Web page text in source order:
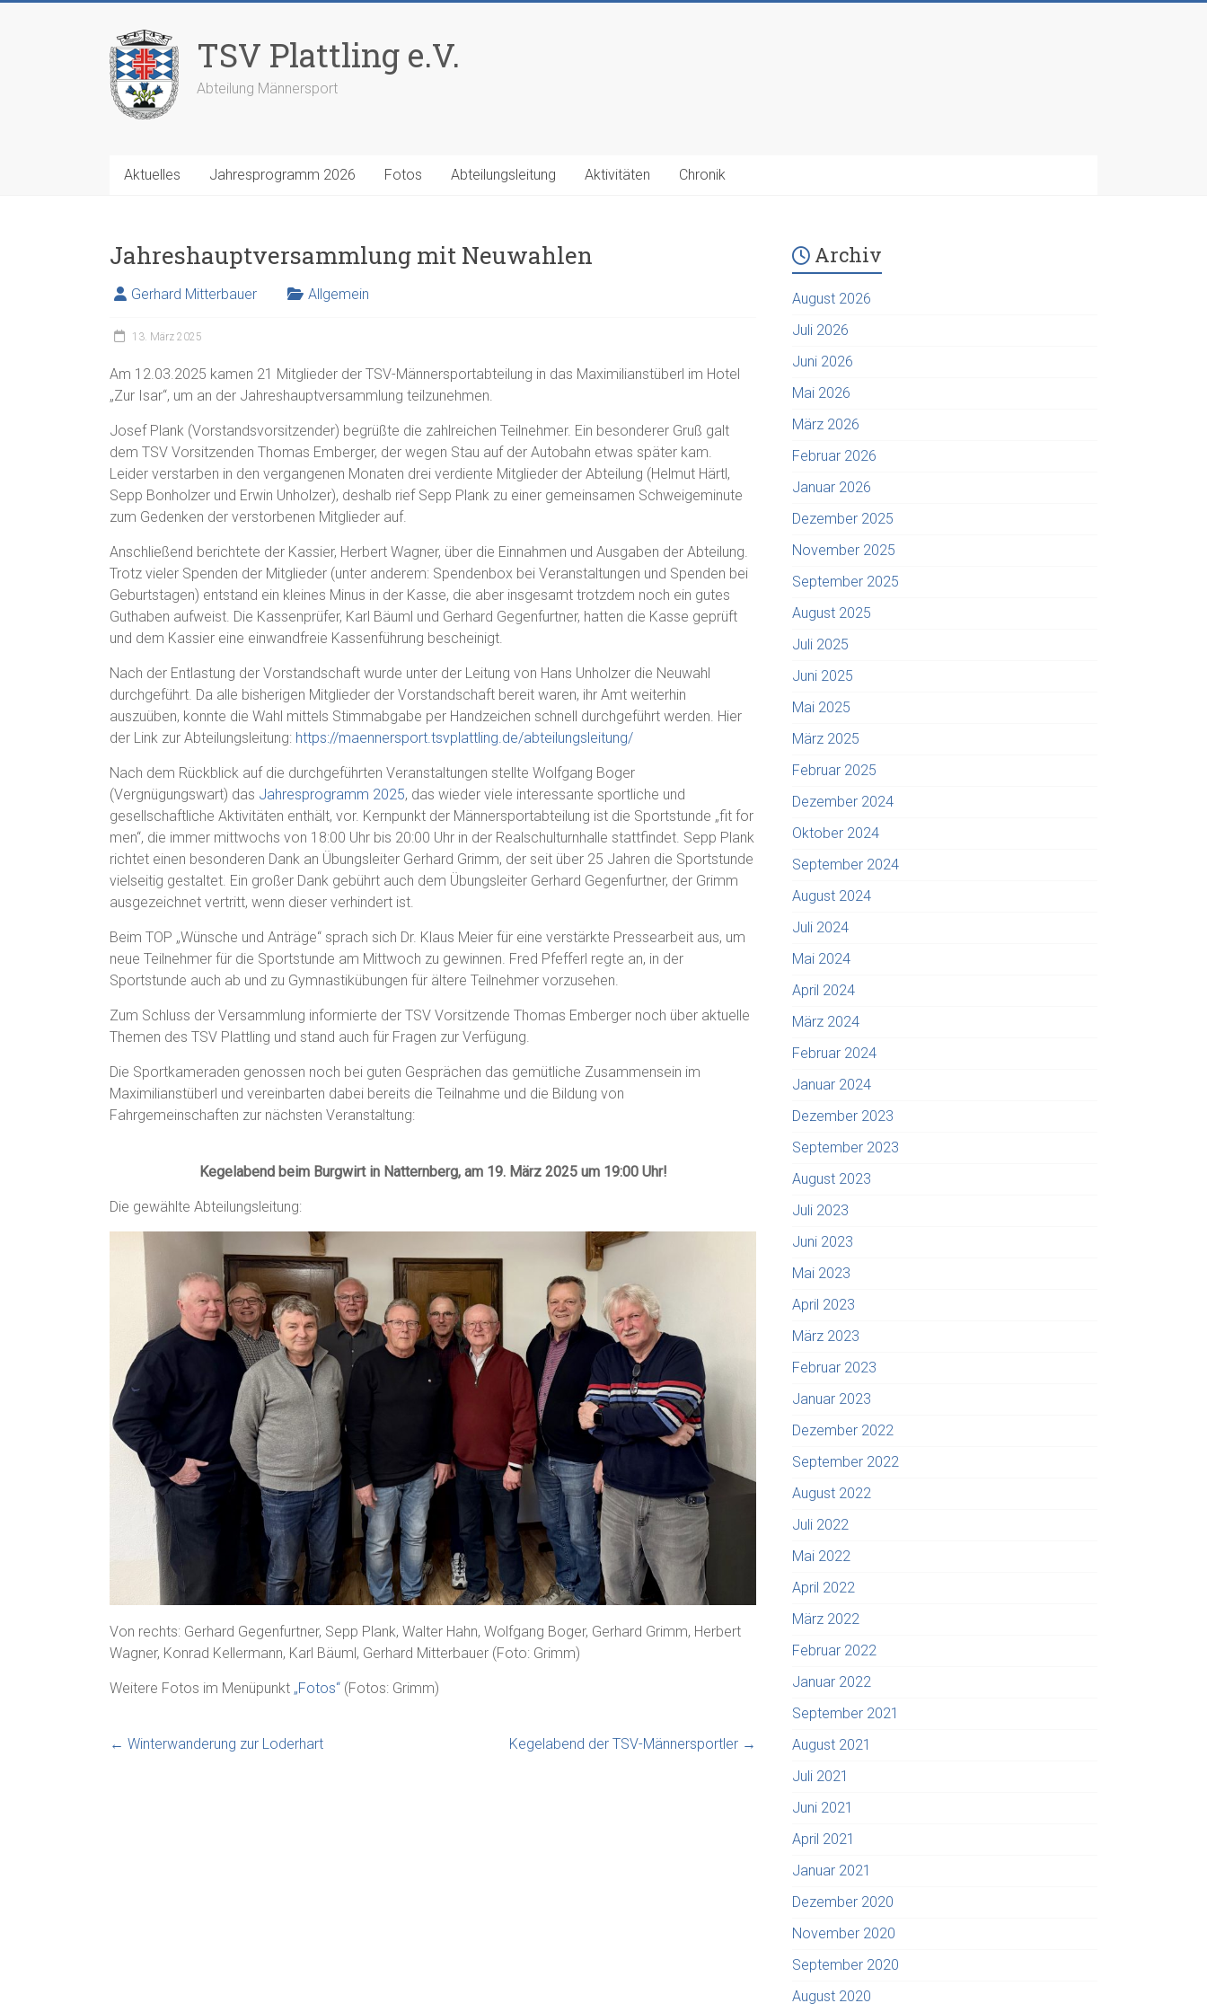
TSV Plattling e.V.
Abteilung Männersport
Aktuelles Jahresprogramm 2026 Fotos Abteilungsleitung Aktivitäten Chronik
Jahreshauptversammlung mit Neuwahlen
Gerhard Mitterbauer Allgemein
13. März 2025
Am 12.03.2025 kamen 21 Mitglieder der TSV-Männersportabteilung in das Maximilianstüberl im Hotel
„Zur Isar“, um an der Jahreshauptversammlung teilzunehmen.
Josef Plank (Vorstandsvorsitzender) begrüßte die zahlreichen Teilnehmer. Ein besonderer Gruß galt
dem TSV Vorsitzenden Thomas Emberger, der wegen Stau auf der Autobahn etwas später kam.
Leider verstarben in den vergangenen Monaten drei verdiente Mitglieder der Abteilung (Helmut Härtl,
Sepp Bonholzer und Erwin Unholzer), deshalb rief Sepp Plank zu einer gemeinsamen Schweigeminute
zum Gedenken der verstorbenen Mitglieder auf.
Anschließend berichtete der Kassier, Herbert Wagner, über die Einnahmen und Ausgaben der Abteilung.
Trotz vieler Spenden der Mitglieder (unter anderem: Spendenbox bei Veranstaltungen und Spenden bei
Geburtstagen) entstand ein kleines Minus in der Kasse, die aber insgesamt trotzdem noch ein gutes
Guthaben aufweist. Die Kassenprüfer, Karl Bäuml und Gerhard Gegenfurtner, hatten die Kasse geprüft
und dem Kassier eine einwandfreie Kassenführung bescheinigt.
Nach der Entlastung der Vorstandschaft wurde unter der Leitung von Hans Unholzer die Neuwahl
durchgeführt. Da alle bisherigen Mitglieder der Vorstandschaft bereit waren, ihr Amt weiterhin
auszuüben, konnte die Wahl mittels Stimmabgabe per Handzeichen schnell durchgeführt werden. Hier
der Link zur Abteilungsleitung: https://maennersport.tsvplattling.de/abteilungsleitung/
Nach dem Rückblick auf die durchgeführten Veranstaltungen stellte Wolfgang Boger
(Vergnügungswart) das Jahresprogramm 2025, das wieder viele interessante sportliche und
gesellschaftliche Aktivitäten enthält, vor. Kernpunkt der Männersportabteilung ist die Sportstunde „fit for
men“, die immer mittwochs von 18:00 Uhr bis 20:00 Uhr in der Realschulturnhalle stattfindet. Sepp Plank
richtet einen besonderen Dank an Übungsleiter Gerhard Grimm, der seit über 25 Jahren die Sportstunde
vielseitig gestaltet. Ein großer Dank gebührt auch dem Übungsleiter Gerhard Gegenfurtner, der Grimm
ausgezeichnet vertritt, wenn dieser verhindert ist.
Beim TOP „Wünsche und Anträge“ sprach sich Dr. Klaus Meier für eine verstärkte Pressearbeit aus, um
neue Teilnehmer für die Sportstunde am Mittwoch zu gewinnen. Fred Pfefferl regte an, in der
Sportstunde auch ab und zu Gymnastikübungen für ältere Teilnehmer vorzusehen.
Zum Schluss der Versammlung informierte der TSV Vorsitzende Thomas Emberger noch über aktuelle
Themen des TSV Plattling und stand auch für Fragen zur Verfügung.
Die Sportkameraden genossen noch bei guten Gesprächen das gemütliche Zusammensein im
Maximilianstüberl und vereinbarten dabei bereits die Teilnahme und die Bildung von
Fahrgemeinschaften zur nächsten Veranstaltung:
Kegelabend beim Burgwirt in Natternberg, am 19. März 2025 um 19:00 Uhr!
Die gewählte Abteilungsleitung:
Von rechts: Gerhard Gegenfurtner, Sepp Plank, Walter Hahn, Wolfgang Boger, Gerhard Grimm, Herbert
Wagner, Konrad Kellermann, Karl Bäuml, Gerhard Mitterbauer (Foto: Grimm)
Weitere Fotos im Menüpunkt „Fotos“ (Fotos: Grimm)
← Winterwanderung zur Loderhart Kegelabend der TSV-Männersportler →
Archiv
August 2026
Juli 2026
Juni 2026
Mai 2026
März 2026
Februar 2026
Januar 2026
Dezember 2025
November 2025
September 2025
August 2025
Juli 2025
Juni 2025
Mai 2025
März 2025
Februar 2025
Dezember 2024
Oktober 2024
September 2024
August 2024
Juli 2024
Mai 2024
April 2024
März 2024
Februar 2024
Januar 2024
Dezember 2023
September 2023
August 2023
Juli 2023
Juni 2023
Mai 2023
April 2023
März 2023
Februar 2023
Januar 2023
Dezember 2022
September 2022
August 2022
Juli 2022
Mai 2022
April 2022
März 2022
Februar 2022
Januar 2022
September 2021
August 2021
Juli 2021
Juni 2021
April 2021
Januar 2021
Dezember 2020
November 2020
September 2020
August 2020